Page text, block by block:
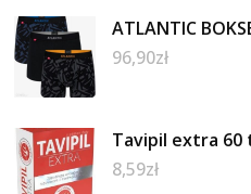
ATLANTIC
96,90zł
Tavipil extra 60
8,59zł